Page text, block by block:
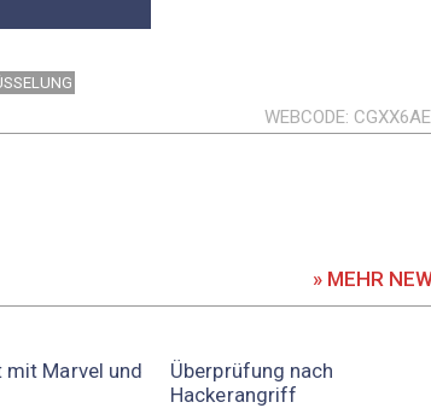
WEBCODE
» MEHR
Marvel und
Überprüfung nach
Hackerangriff